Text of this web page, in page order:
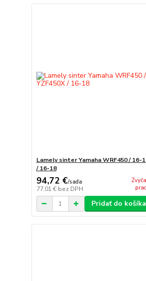
Lamely sinter Yamaha WRF450 / 16-
/ 16-18
94,72 €/sada
77,01 € bez DPH
Pridať do košíka